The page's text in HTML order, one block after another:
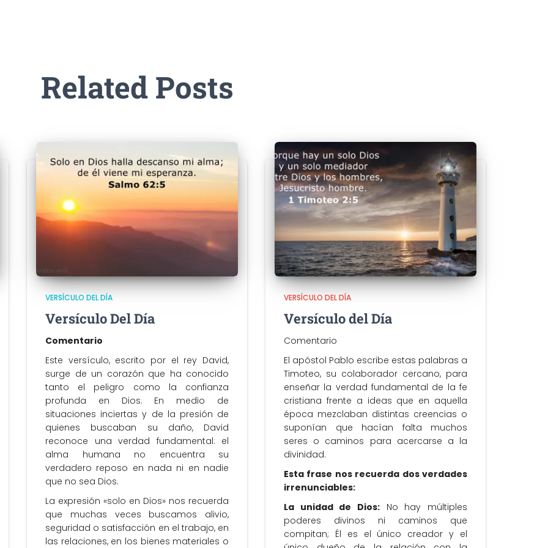
Related Posts
VERSÍCULO DEL DÍA
Versículo Del Día
Comentario
Este versículo, escrito por el rey David,
surge de un corazón que ha conocido
tanto el peligro como la confianza
profunda en Dios. En medio de
situaciones inciertas y de la presión de
quienes buscaban su daño, David
reconoce una verdad fundamental: el
alma humana no encuentra su
verdadero reposo en nada ni en nadie
que no sea Dios.
La expresión «solo en Dios» nos recuerda
que muchas veces buscamos alivio,
seguridad o satisfacción en el trabajo, en
las relaciones, en los bienes materiales o
VERSÍCULO DEL DÍA
Versículo del Día
Comentario
El apóstol Pablo escribe estas palabras a
Timoteo, su colaborador cercano, para
enseñar la verdad fundamental de la fe
cristiana frente a ideas que en aquella
época mezclaban distintas creencias o
suponían que hacían falta muchos
seres o caminos para acercarse a la
divinidad.
Esta frase nos recuerda dos verdades
irrenunciables:
La unidad de Dios: No hay múltiples
poderes divinos ni caminos que
compitan; Él es el único creador y el